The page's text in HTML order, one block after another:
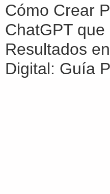
Cómo Crear
ChatGPT que
Resultados
Digital: Guía